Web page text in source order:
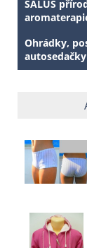
SALUS
Ohrádky,
autosedačky